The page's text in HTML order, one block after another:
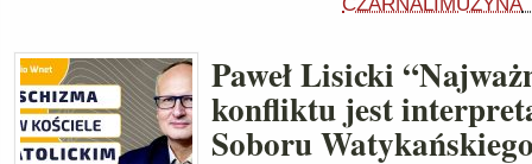
Paweł Lisicki
konfliktu jest
Soboru